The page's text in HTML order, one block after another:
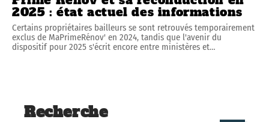
2025 : état actuel des informations
Certains propriétaires bailleurs se sont retrouvés temporairement
exclus de MaPrimeRénov' en 2024, tandis que l'avenir du
dispositif pour 2025 s'écrit encore entre ministères et…
Recherche